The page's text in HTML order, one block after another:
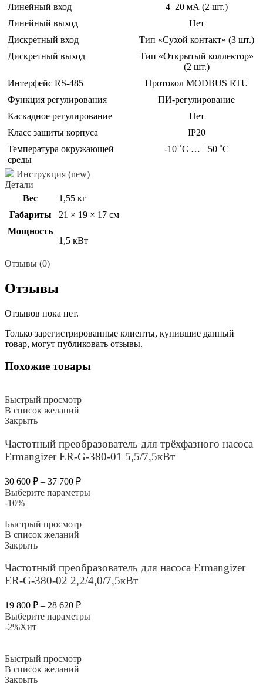
Линейный вход
4–20 мА (2 шт.)
Линейный выход
Нет
Дискретный вход
Тип «Сухой контакт» (3 шт.)
Дискретный выход
Тип «Открытый коллектор»
(2 шт.)
Интерфейс RS-485
Протокол MODBUS RTU
Функция регулирования
ПИ-регулирование
Каскадное регулирование
Нет
Класс защиты корпуса
IP20
Температура окружающей
среды
-10 ˚С … +50 ˚С
Инструкция (new)
Детали
Вес
1,55 кг
Габариты
21 × 19 × 17 см
Мощность
1,5 кВт
Отзывы (0)
Отзывы
Отзывов пока нет.
Только зарегистрированные клиенты, купившие данный
товар, могут публиковать отзывы.
Похожие товары
Быстрый просмотр
В список желаний
Закрыть
Частотный преобразователь для трёхфазного насоса
Ermangizer ER-G-380-01 5,5/7,5кВт
30 600 ₽ – 37 700 ₽
Выберите параметры
-10%
Быстрый просмотр
В список желаний
Закрыть
Частотный преобразователь для насоса Ermangizer
ER-G-380-02 2,2/4,0/7,5кВт
19 800 ₽ – 28 620 ₽
Выберите параметры
-2%Хит
Быстрый просмотр
В список желаний
Закрыть